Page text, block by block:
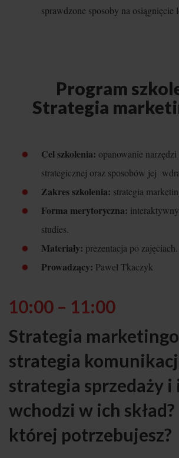
sprawdzone sposoby na
Program
Strategia
Cel szkolenia: opanowanie
strategicznej oraz sposobów jej
Zakres szkolenia: strategia
Forma merytoryczna:
studies.
Materiały: prezentacja po zajęciach.
Prowadzący: Paweł Tkaczyk
10:00 – 11:00
Strategia
strategia
strategia sprzedaży i
wchodzi w ich
której potrzebujesz?